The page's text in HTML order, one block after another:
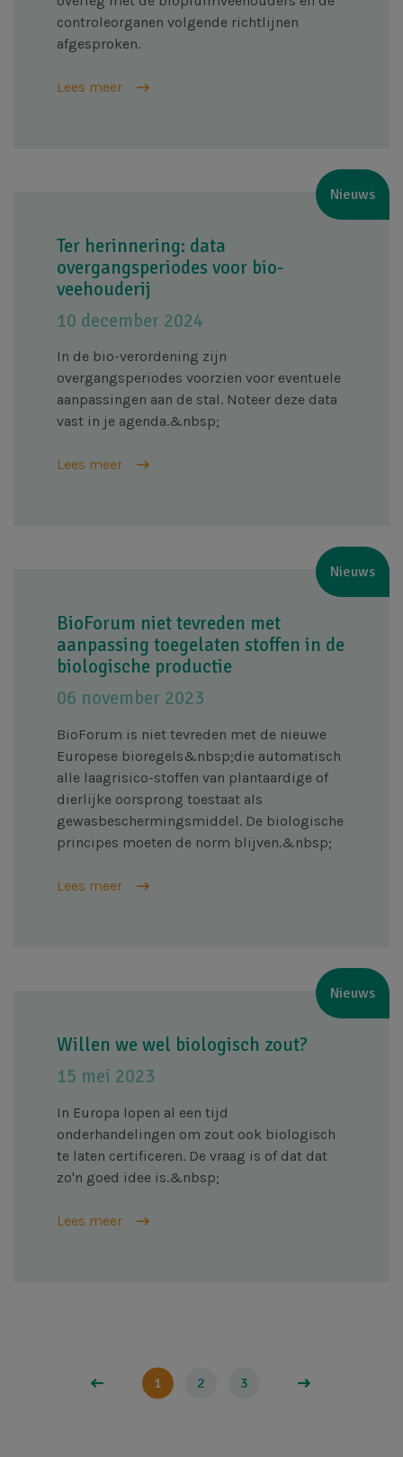
controleorganen volgende richtlijnen
afgesproken.
Lees meer
Nieuws
Ter herinnering: data
overgangsperiodes voor bio-
veehouderij
10 december 2024
In de bio-verordening zijn
overgangsperiodes voorzien voor eventuele
aanpassingen aan de stal. Noteer deze data
vast in je agenda.&nbsp;
Lees meer
Nieuws
BioForum niet tevreden met
aanpassing toegelaten stoffen in de
biologische productie
06 november 2023
BioForum is niet tevreden met de nieuwe
Europese bioregels&nbsp;die automatisch
alle laagrisico-stoffen van plantaardige of
dierlijke oorsprong toestaat als
gewasbeschermingsmiddel. De biologische
principes moeten de norm blijven.&nbsp;
Lees meer
Nieuws
Willen we wel biologisch zout?
15 mei 2023
In Europa lopen al een tijd
onderhandelingen om zout ook biologisch
te laten certificeren. De vraag is of dat dat
zo'n goed idee is.&nbsp;
Lees meer
Paginering 1 2 3